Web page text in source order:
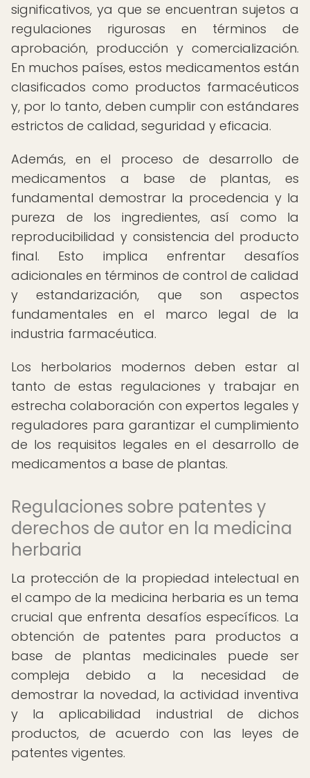
significativos, ya que se encuentran sujetos a
regulaciones rigurosas en términos de
aprobación, producción y comercialización.
En muchos países, estos medicamentos están
clasificados como productos farmacéuticos
y, por lo tanto, deben cumplir con estándares
estrictos de calidad, seguridad y eficacia.
Además, en el proceso de desarrollo de
medicamentos a base de plantas, es
fundamental demostrar la procedencia y la
pureza de los ingredientes, así como la
reproducibilidad y consistencia del producto
final. Esto implica enfrentar desafíos
adicionales en términos de control de calidad
y estandarización, que son aspectos
fundamentales en el marco legal de la
industria farmacéutica.
Los herbolarios modernos deben estar al
tanto de estas regulaciones y trabajar en
estrecha colaboración con expertos legales y
reguladores para garantizar el cumplimiento
de los requisitos legales en el desarrollo de
medicamentos a base de plantas.
Regulaciones sobre patentes y
derechos de autor en la medicina
herbaria
La protección de la propiedad intelectual en
el campo de la medicina herbaria es un tema
crucial que enfrenta desafíos específicos. La
obtención de patentes para productos a
base de plantas medicinales puede ser
compleja debido a la necesidad de
demostrar la novedad, la actividad inventiva
y la aplicabilidad industrial de dichos
productos, de acuerdo con las leyes de
patentes vigentes.